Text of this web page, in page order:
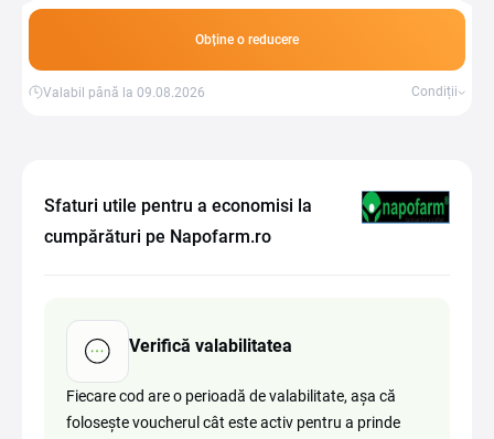
Obține o reducere
Valabil până la 09.08.2026 Condiții
Sfaturi utile pentru a economisi la
cumpărături pe Napofarm.ro
Verifică valabilitatea
Fiecare cod are o perioadă de valabilitate, așa că
folosește voucherul cât este activ pentru a prinde